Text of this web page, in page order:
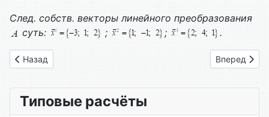
След. собств. векторы линейного преобразования
суть:
; ; .
Предыдущий: Вариант № 02
Назад Вперед
Типовые расчёты